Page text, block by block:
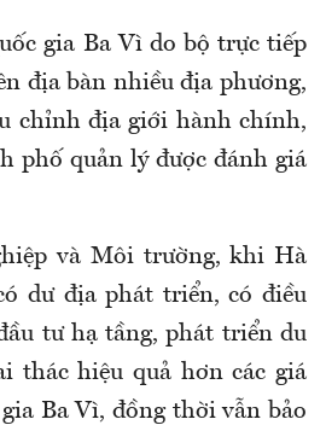
gia Ba Vì do bộ trực tiếp
địa bàn nhiều địa phương,
chỉnh địa giới hành chính,
phố quản lý được đánh giá
và Môi trường, khi Hà
dư địa phát triển, có điều
tư hạ tầng, phát triển du
thác hiệu quả hơn các giá
Ba Vì, đồng thời vẫn bảo